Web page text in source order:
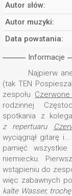
Autor słów:
Autor muzyki:
Data powstania:
Informacje
Najpierw
(tak TEN
zespołu
rodzinnej
spotkania z
z repertuaru
wyciągnął gitarę
pamięć
niemiecku.
wstąpieniu do
więc zabawnych
kalte Wasser,